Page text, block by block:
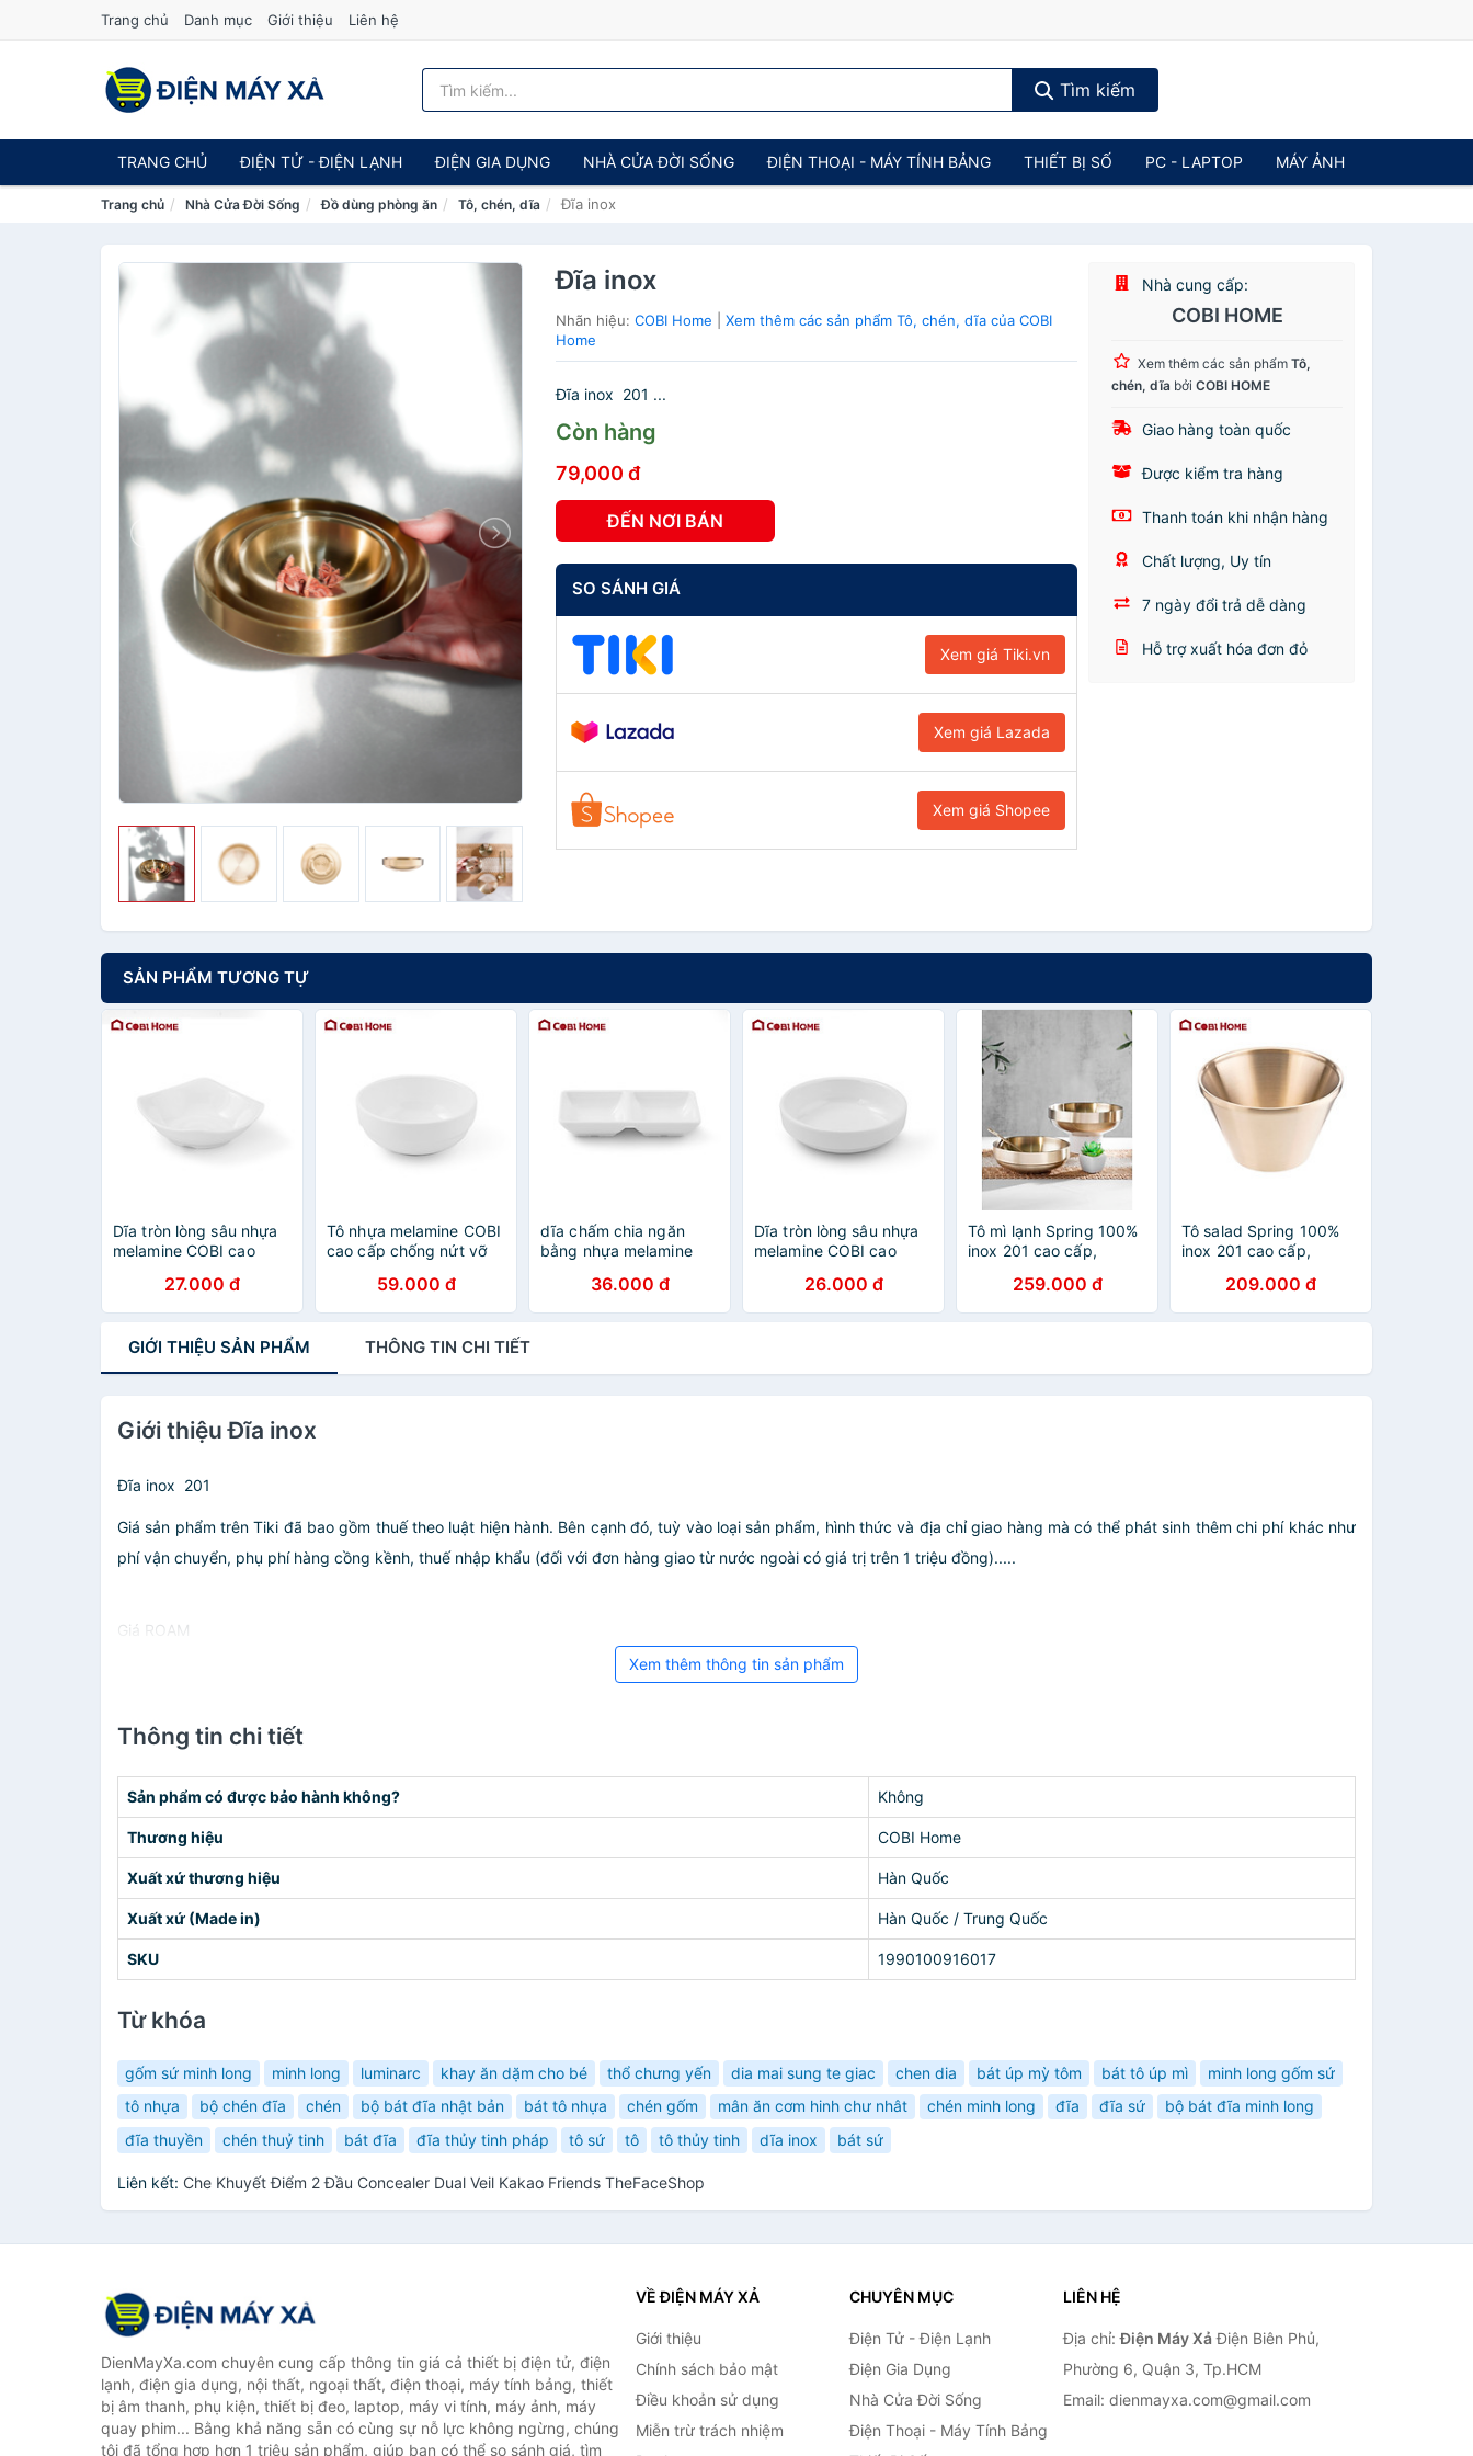
Trang chủ Danh mục Giới thiệu Liên hệ
Tìm kiếm
TRANG CHỦ ĐIỆN TỬ - ĐIỆN LẠNH ĐIỆN GIA DỤNG NHÀ CỬA ĐỜI SỐNG ĐIỆN THOẠI - MÁY TÍNH BẢNG THIẾT BỊ SỐ PC - LAPTOP MÁY ẢNH
Trang chủ Nhà Cửa Đời Sống Đồ dùng phòng ăn Tô, chén, dĩa Đĩa inox
Đĩa inox
Nhãn hiệu:COBI Home |Xem thêm các sản phẩm Tô, chén, dĩa của COBI
Home
Đĩa inox 201 ...
Còn hàng
79,000 đ
ĐẾN NƠI BÁN
SO SÁNH GIÁ
Xem giá Tiki.vn
Xem giá Lazada
Xem giá Shopee
Nhà cung cấp:
COBI HOME
Xem thêm các sản phẩmTô,
chén, dĩa bởiCOBI HOME
Giao hàng toàn quốc
Được kiểm tra hàng
Thanh toán khi nhận hàng
Chất lượng, Uy tín
7 ngày đổi trả dễ dàng
Hỗ trợ xuất hóa đơn đỏ
SẢN PHẨM TƯƠNG TỰ
Dĩa tròn lòng sâu nhựa
melamine COBI cao
trầy xước, dễ dàng vệ
sinh - Hàng nhập khẩu
27.000 đ
Tô nhựa melamine COBI
cao cấp chống nứt vỡ
bám bụi và dễ dàng vệ
sinh - Hàng nhập khẩu
59.000 đ
dĩa chấm chia ngăn
bằng nhựa melamine
378268/378269. NHẬP
KHẨU VÀ PHÂN PHỐI
36.000 đ
Dĩa tròn lòng sâu nhựa
melamine COBI cao
trầy xước, dễ dàng vệ
sinh - Hàng nhập khẩu
26.000 đ
Tô mì lạnh Spring 100%
inox 201 cao cấp,
lòng sâu cao cấp -
Cobihome
259.000 đ
Tô salad Spring 100%
inox 201 cao cấp,
lòng sâu cao cấp -
Cobihome
209.000 đ
GIỚI THIỆU SẢN PHẨM THÔNG TIN CHI TIẾT
Giới thiệu Đĩa inox
Đĩa inox 201
Giá sản phẩm trên Tiki đã bao gồm thuế theo luật hiện hành. Bên cạnh đó, tuỳ vào loại sản phẩm, hình thức và địa chỉ giao hàng mà có thể phát sinh thêm chi phí khác như
phí vận chuyển, phụ phí hàng cồng kềnh, thuế nhập khẩu (đối với đơn hàng giao từ nước ngoài có giá trị trên 1 triệu đồng).....
Giá ROAM
Xem thêm thông tin sản phẩm
Thông tin chi tiết
Sản phẩm có được bảo hành không? Không
Thương hiệu COBI Home
Xuất xứ thương hiệu Hàn Quốc
Xuất xứ (Made in) Hàn Quốc / Trung Quốc
SKU 1990100916017
Từ khóa
gốm sứ minh long minh long luminarc khay ăn dặm cho bé thổ chưng yến dia mai sung te giac chen dia bát úp mỳ tôm bát tô úp mì
minh long gốm sứ
tô nhựa
bộ chén đĩa chén bộ bát đĩa nhật bản bát tô nhựa chén gốm mân ăn cơm hinh chư nhât chén minh long đĩa đĩa sứ
bộ bát đĩa minh long
đĩa thuyền
chén thuỷ tinh bát đĩa đĩa thủy tinh pháp tô sứ tô tô thủy tinh dĩa inox bát sứ
Liên kết: Che Khuyết Điểm 2 Đầu Concealer Dual Veil Kakao Friends TheFaceShop
DienMayXa.com chuyên cung cấp thông tin giá cả thiết bị điện tử, điện
lạnh, điện gia dụng, nội thất, ngoại thất, điện thoại, máy tính bảng, thiết
bị âm thanh, phụ kiện, thiết bị đeo, laptop, máy vi tính, máy ảnh, máy
quay phim... Bằng khả năng sẵn có cùng sự nỗ lực không ngừng, chúng
tôi đã tổng hợp hơn 1 triệu sản phẩm, giúp bạn có thể so sánh giá, tìm
VỀ ĐIỆN MÁY XẢ
Giới thiệu
Chính sách bảo mật
Điều khoản sử dụng
Miễn trừ trách nhiệm
CHUYÊN MỤC
Điện Tử - Điện Lạnh
Điện Gia Dụng
Nhà Cửa Đời Sống
Điện Thoại - Máy Tính Bảng
LIÊN HỆ
Địa chỉ:Điện Máy XảĐiện Biên Phủ,
Phường 6, Quận 3, Tp.HCM
Email: dienmayxa.com@gmail.com